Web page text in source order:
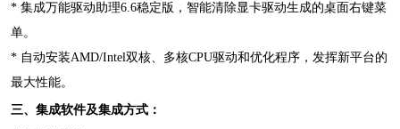
* 集成万能驱动助理6.6稳定版，智能清除显卡驱动生成的桌面右键菜
单。
* 自动安装AMD/Intel双核、多核CPU驱动和优化程序，发挥新平台的
最大性能。
三、集成软件及集成方式：